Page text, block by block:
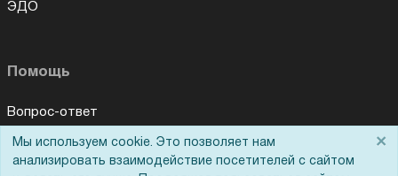
ЭДО
Помощь
Вопрос-ответ
Реквизиты
Гарантии и возврат
Мы используем cookie. Это позволяет нам
анализировать взаимодействие посетителей с сайтом
×